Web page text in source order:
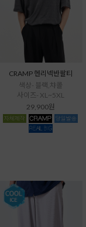
CRAMP 헨리넥반팔티
색상- 블랙,챠콜
사이즈- XL~5XL
29,900원